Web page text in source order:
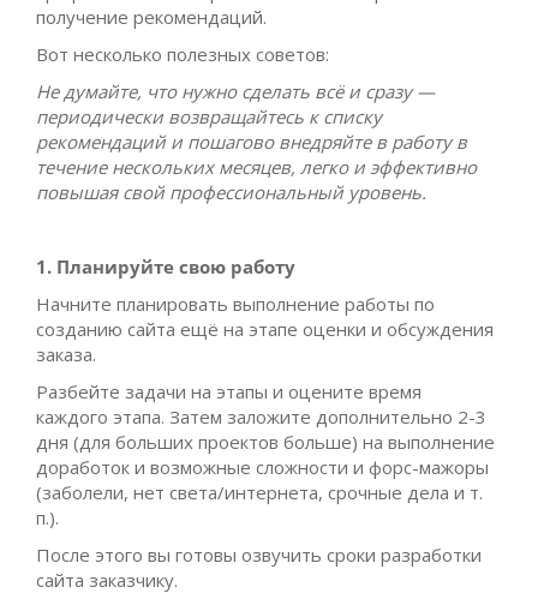
получение рекомендаций.
Вот несколько полезных советов:
Не думайте, что нужно сделать всё и сразу —
периодически возвращайтесь к списку
рекомендаций и пошагово внедряйте в работу в
течение нескольких месяцев, легко и эффективно
повышая свой профессиональный уровень.
1. Планируйте свою работу
Начните планировать выполнение работы по
созданию сайта ещё на этапе оценки и обсуждения
заказа.
Разбейте задачи на этапы и оцените время
каждого этапа. Затем заложите дополнительно 2-3
дня (для больших проектов больше) на выполнение
доработок и возможные сложности и форс-мажоры
(заболели, нет света/интернета, срочные дела и т.
п.).
После этого вы готовы озвучить сроки разработки
сайта заказчику.